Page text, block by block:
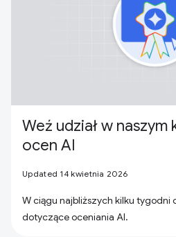
Weź udział w naszym
ocen AI
Updated 14 kwietnia 2026
W ciągu najbliższych kilku tygodni
dotyczące oceniania AI.